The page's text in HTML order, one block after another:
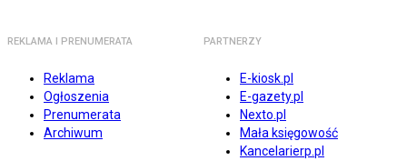
REKLAMA I PRENUMERATA
Reklama
Ogłoszenia
Prenumerata
Archiwum
PARTNERZY
E-kiosk.pl
E-gazety.pl
Nexto.pl
Mała księgowość
Kancelarierp.pl